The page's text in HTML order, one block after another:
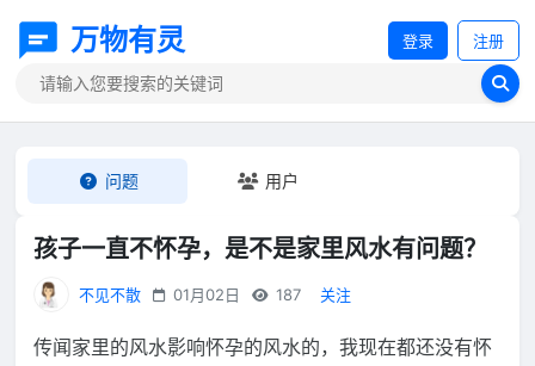
万物有灵 登录 注册
问题 用户
孩子一直不怀孕，是不是家里风水有问题？
不见不散 01月02日 187 关注
传闻家里的风水影响怀孕的风水的，我现在都还没有怀